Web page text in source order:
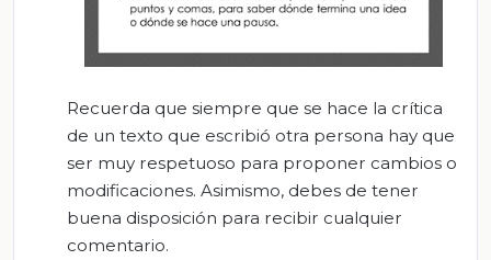
Recuerda que siempre que se hace la crítica
de un texto que escribió otra persona hay que
ser muy respetuoso para proponer cambios o
modificaciones. Asimismo, debes de tener
buena disposición para recibir cualquier
comentario.